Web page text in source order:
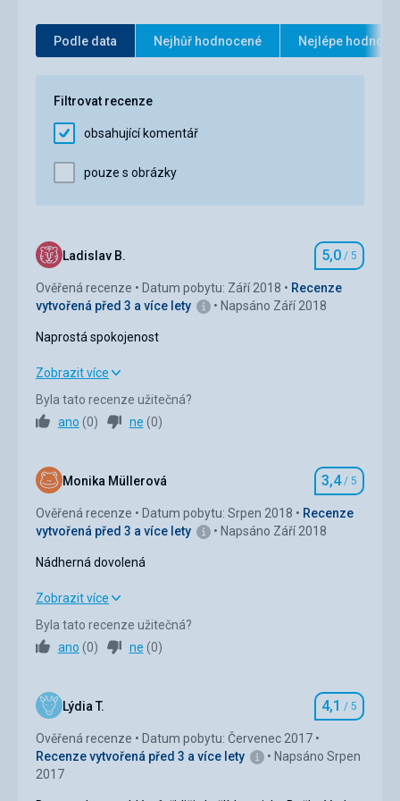
Služby
Cena 5,0/ 5
Podle data Nejhůř hodnocené Nejlépe
Filtrovat recenze
obsahující komentář
pouze s obrázky
Ladislav B. Hodnocení
5,0 / 5
Ověřená recenze Datum pobytu: Září 2018
Recenze
vytvořená před 3 a více lety
Napsáno Září 2018
Naprostá spokojenost
Naprostá spokojenost
Strava
Okolí 5,0/ 5
Služby 5,0/ 5
Pláž
Pláž upravená, čistá, dostupbost pár metrů.
Strava
Ubytování
Ubytování pěkné, čisté
Služby
Spokojenost
Zobrazit více
Byla tato recenze užitečná?
ano (0) ne (0)
Monika Müllerová Hodnocení
3,4/ 5
Ověřená recenze Datum pobytu: Srpen 2018
Recenze
vytvořená před 3 a více lety
Napsáno Září 2018
Nádherná dovolená
Nádherná dovolená
Ubytování
Služby 2,0/ 5
Cena
Zobrazit více
Byla tato recenze užitečná?
ano (0) ne (0)
Lýdia T. Hodnocení
4,1 / 5
Ověřená recenze
Datum pobytu: Červenec 2017
Recenze vytvořená před 3 a více lety
Napsáno Srpen
2017